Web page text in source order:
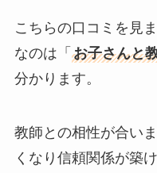
こちらの口コミを見
なのは「 お子さんと
分かります。
教師との相性が合い
くなり信頼関係が築け